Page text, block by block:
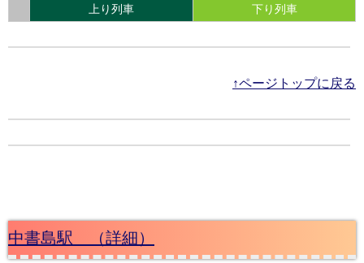
上り列車 下り列車
↑ページトップに戻る
中書島駅 （詳細）